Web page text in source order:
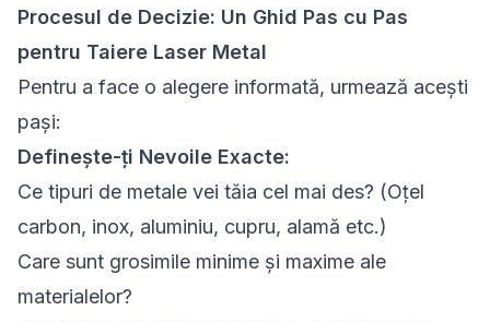
Procesul de Decizie: Un Ghid Pas cu Pas
pentru Taiere Laser Metal
Pentru a face o alegere informată, urmează acești
pași:
Definește-ți Nevoile Exacte:
Ce tipuri de metale vei tăia cel mai des? (Oțel
carbon, inox, aluminiu, cupru, alamă etc.)
Care sunt grosimile minime și maxime ale
materialelor?